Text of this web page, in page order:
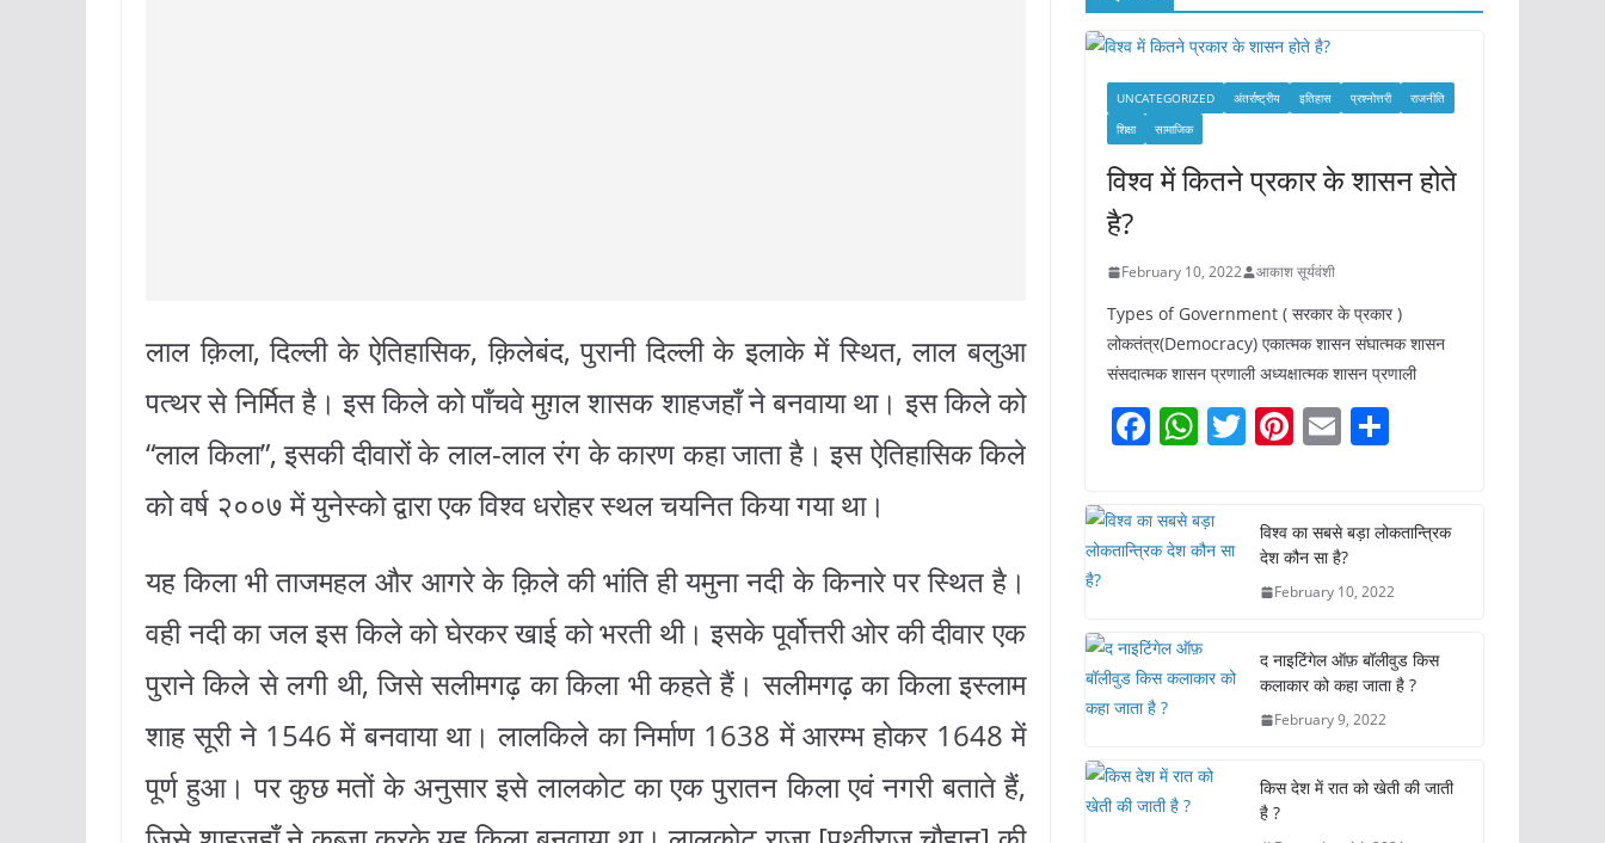
लाल क़िला, दिल्ली के ऐतिहासिक, क़िलेबंद, पुरानी दिल्ली के इलाके में स्थित, लाल बलुआ
पत्थर से निर्मित है। इस किले को पाँचवे मुग़ल शासक शाहजहाँ ने बनवाया था। इस किले को
“लाल किला”, इसकी दीवारों के लाल-लाल रंग के कारण कहा जाता है। इस ऐतिहासिक किले
को वर्ष २००७ में युनेस्को द्वारा एक विश्व धरोहर स्थल चयनित किया गया था।
यह किला भी ताजमहल और आगरे के क़िले की भांति ही यमुना नदी के किनारे पर स्थित है।
वही नदी का जल इस किले को घेरकर खाई को भरती थी। इसके पूर्वोत्तरी ओर की दीवार एक
पुराने किले से लगी थी, जिसे सलीमगढ़ का किला भी कहते हैं। सलीमगढ़ का किला इस्लाम
शाह सूरी ने 1546 में बनवाया था। लालकिले का निर्माण 1638 में आरम्भ होकर 1648 में
पूर्ण हुआ। पर कुछ मतों के अनुसार इसे लालकोट का एक पुरातन किला एवं नगरी बताते हैं,
UNCATEGORIZED अंतर्राष्ट्रीय इतिहास प्रश्नोत्तरी
राजनीति
शिक्षा
सामाजिक
विश्व में कितने प्रकार के शासन होते
है?
February 10, 2022 आकाश सूर्यवंशी
Types of Government ( सरकार के प्रकार )
लोकतंत्र(Democracy) एकात्मक शासन संघात्मक शासन
संसदात्मक शासन प्रणाली अध्यक्षात्मक शासन प्रणाली
F
c
e
o
k
W
at
s
p
T
er
Pi
e
st
E
l e
विश्व का सबसे बड़ा लोकतान्त्रिक
देश कौन सा है?
February 10, 2022
द नाइटिंगेल ऑफ़ बॉलीवुड किस
कलाकार को कहा जाता है ?
February 9, 2022
किस देश में रात को खेती की जाती
है ?